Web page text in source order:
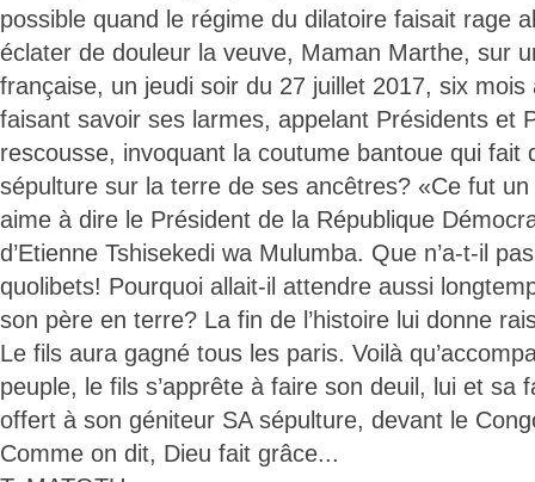
possible quand le régime du dilatoire faisait rage
éclater de douleur la veuve, Maman Marthe, sur
française, un jeudi soir du 27 juillet 2017, six mois
faisant savoir ses larmes, appelant Présidents et
rescousse, invoquant la coutume bantoue qui fait
sépulture sur la terre de ses ancêtres? «Ce fut
aime à dire le Président de la République
d’Etienne Tshisekedi wa Mulumba. Que n’a-t-il
quolibets! Pourquoi allait-il attendre aussi
son père en terre? La fin de l’histoire lui donne
Le fils aura gagné tous les paris. Voilà
peuple, le fils s’apprête à faire son deuil, lui et sa
offert à son géniteur SA sépulture, devant le
Comme on dit, Dieu fait grâce...